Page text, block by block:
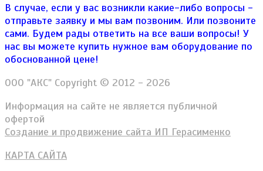
В случае, если у вас возникли какие-либо вопросы -
отправьте заявку и мы вам позвоним. Или позвоните
сами. Будем рады ответить на все ваши вопросы! У
нас вы можете купить нужное вам оборудование по
обоснованной цене!
ООО "АКС" Copyright © 2012 - 2026
Информация на сайте не является публичной
офертой
Создание и продвижение сайта ИП Герасименко
КАРТА САЙТА